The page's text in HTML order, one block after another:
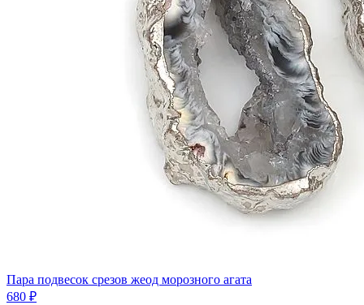
Пара подвесок срезов жеод морозного агата
680 ₽